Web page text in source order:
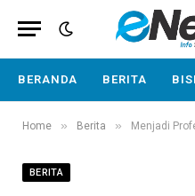
BERANDA BERITA
Home » Berita » Menjadi Profesional Inovasi
BERITA